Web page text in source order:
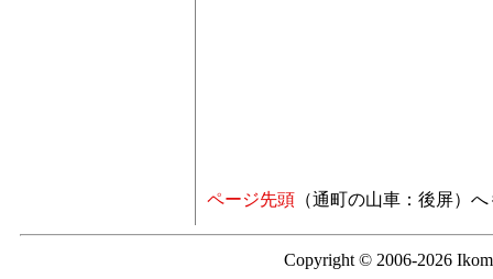
ページ先頭 （通町の山車：後屏）
Copyright © 2006-2026